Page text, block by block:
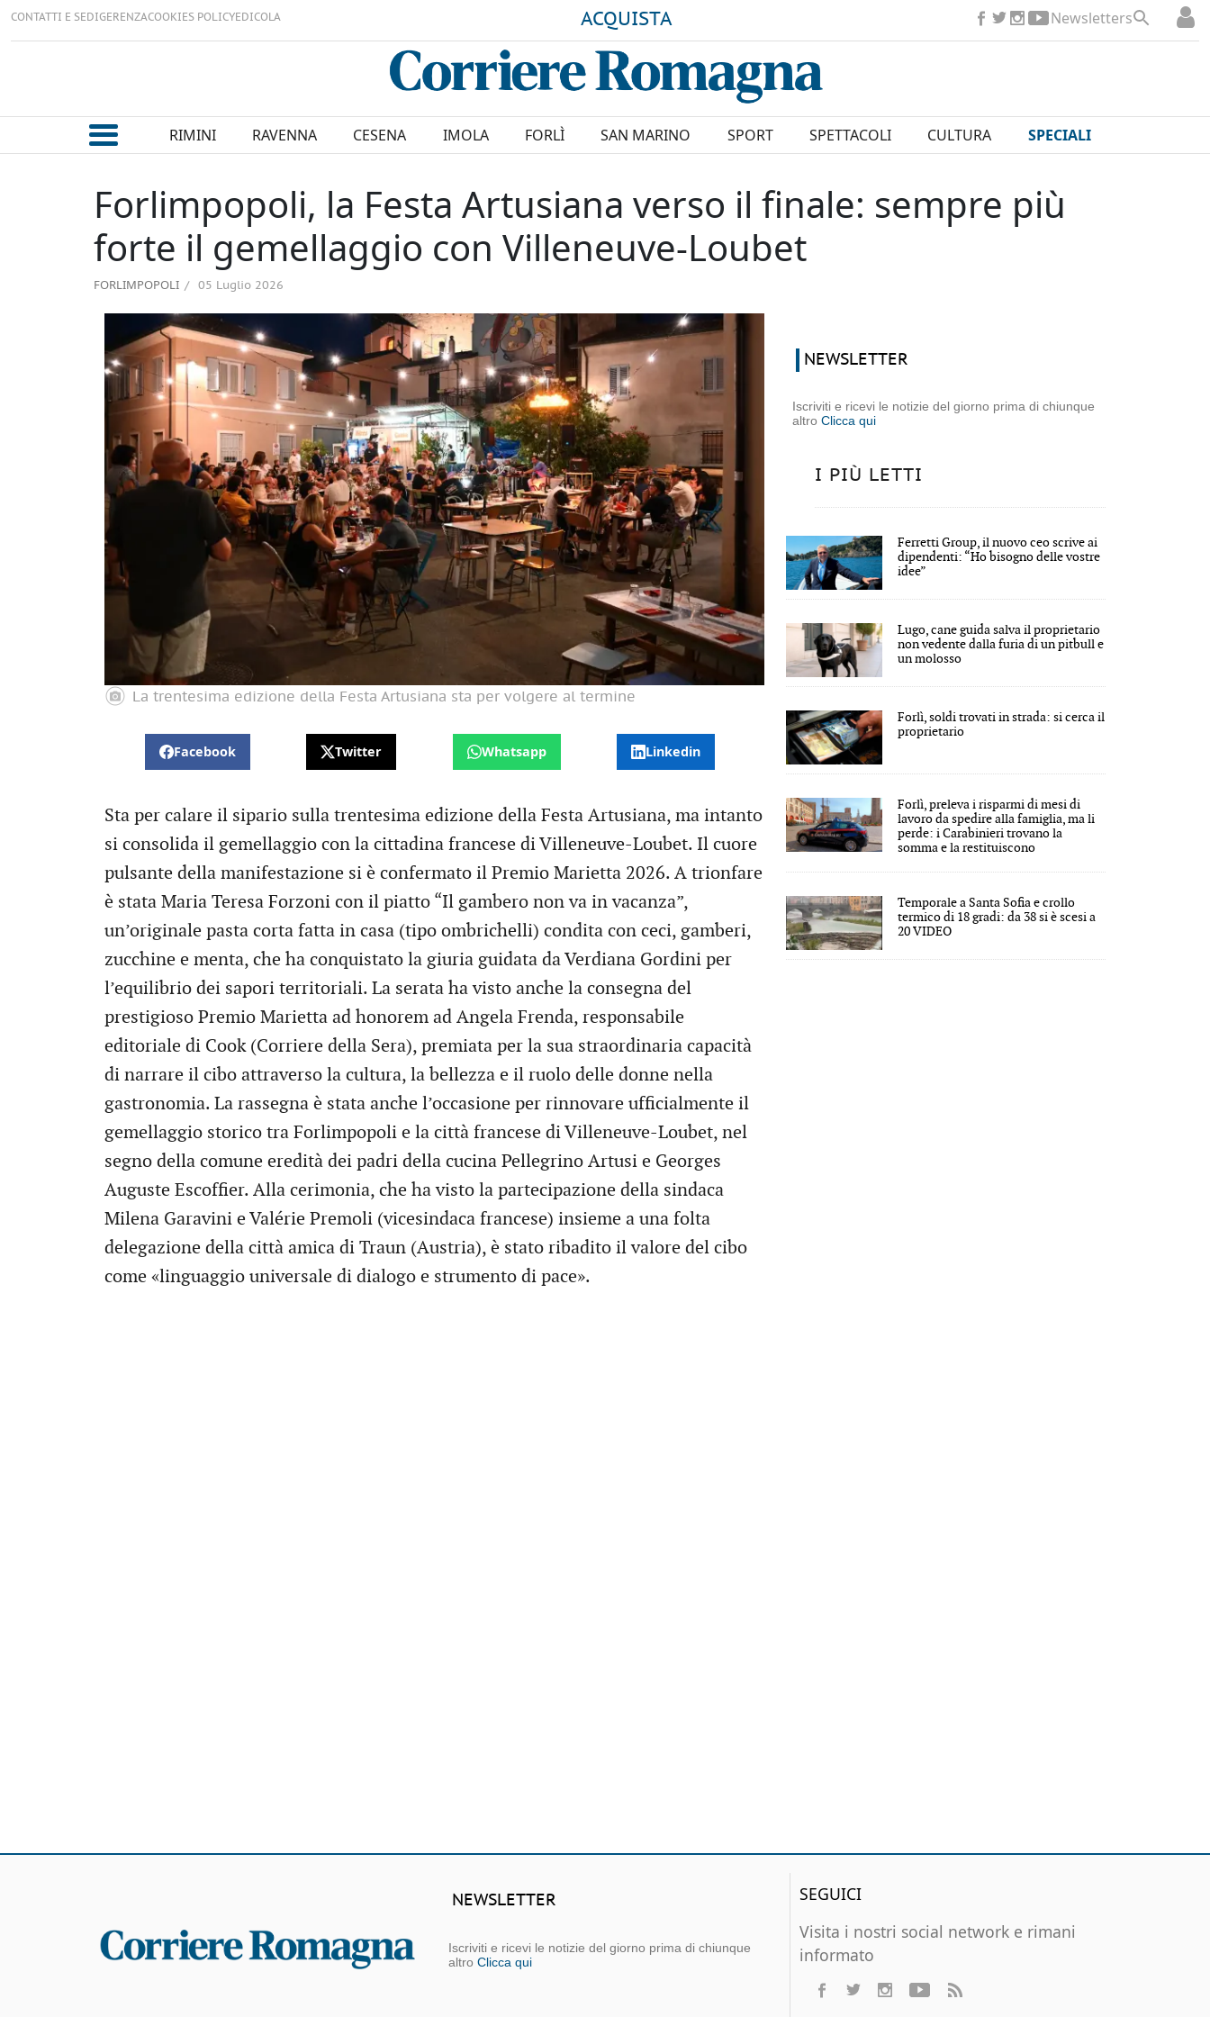
CONTATTI E SEDIGERENZACOOKIES POLICYEDICOLA ACQUISTA Newsletters
RIMINI RAVENNA CESENA IMOLA FORLÌ SAN MARINO SPORT SPETTACOLI CULTURA SPECIALI
Forlimpopoli, la Festa Artusiana verso il finale: sempre più
forte il gemellaggio con Villeneuve-Loubet
FORLIMPOPOLI 05 Luglio 2026
La trentesima edizione della Festa Artusiana sta per volgere al termine
Facebook Twitter Whatsapp Linkedin
Sta per calare il sipario sulla trentesima edizione della Festa Artusiana, ma intanto
si consolida il gemellaggio con la cittadina francese di Villeneuve-Loubet. Il cuore
pulsante della manifestazione si è confermato il Premio Marietta 2026. A trionfare
è stata Maria Teresa Forzoni con il piatto “Il gambero non va in vacanza”,
un’originale pasta corta fatta in casa (tipo ombrichelli) condita con ceci, gamberi,
zucchine e menta, che ha conquistato la giuria guidata da Verdiana Gordini per
l’equilibrio dei sapori territoriali. La serata ha visto anche la consegna del
prestigioso Premio Marietta ad honorem ad Angela Frenda, responsabile
editoriale di Cook (Corriere della Sera), premiata per la sua straordinaria capacità
di narrare il cibo attraverso la cultura, la bellezza e il ruolo delle donne nella
gastronomia. La rassegna è stata anche l’occasione per rinnovare ufficialmente il
gemellaggio storico tra Forlimpopoli e la città francese di Villeneuve-Loubet, nel
segno della comune eredità dei padri della cucina Pellegrino Artusi e Georges
Auguste Escoffier. Alla cerimonia, che ha visto la partecipazione della sindaca
Milena Garavini e Valérie Premoli (vicesindaca francese) insieme a una folta
delegazione della città amica di Traun (Austria), è stato ribadito il valore del cibo
come «linguaggio universale di dialogo e strumento di pace».
NEWSLETTER
Iscriviti e ricevi le notizie del giorno prima di chiunque
altroClicca qui
I PIÙ LETTI
Ferretti Group, il nuovo ceo scrive ai
dipendenti: “Ho bisogno delle vostre
idee”
Lugo, cane guida salva il proprietario
non vedente dalla furia di un pitbull e
un molosso
Forlì, soldi trovati in strada: si cerca il
proprietario
Forlì, preleva i risparmi di mesi di
lavoro da spedire alla famiglia, ma li
perde: i Carabinieri trovano la
somma e la restituiscono
Temporale a Santa Sofia e crollo
termico di 18 gradi: da 38 si è scesi a
20 VIDEO
NEWSLETTER
Iscriviti e ricevi le notizie del giorno prima di chiunque
altro Clicca qui
SEGUICI
Visita i nostri social network e rimani
informato